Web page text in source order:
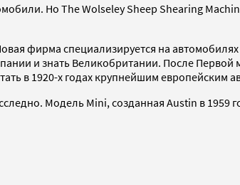
Но The Wolseley Sheep Shearing
фирма специализируется на
и знать Великобритании. После
в 1920-х годах крупнейшим европейским
Модель Mini, созданная Austin в 1959